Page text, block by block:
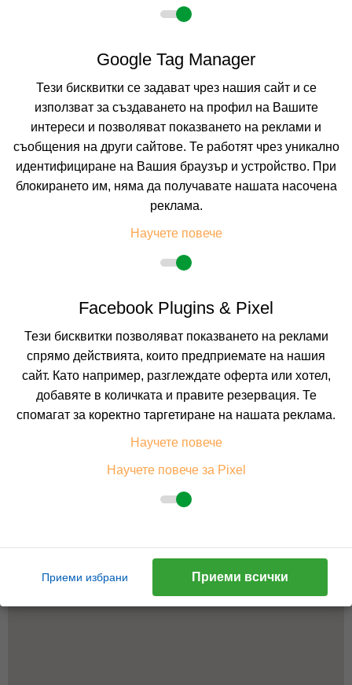
Приблизителна площ от 20 кв.м. Двойните стаи
хладилник, телефон, кът за сядане с малка масичка и нощни
възрастни.
*Не се допуска настаняване на бебе над максималния капацитет на
Бебешка кошарка - срещу допълнително заплащане от 4 евро/7,82 лв./
ден.
Не се допуска настаняване с домашни любимци.
Хотелът разполага с една стая, пригодена за настаняване на хора с
места на закрито и на 70 места в лятната градина, лоби бар, бар край
достъп на територията на целия хотел и мини маркет.
Google Tag Manager
Тези бисквитки се задават чрез нашия сайт и се
използват за създаването на профил на Вашите
интереси и позволяват показването на реклами и
съобщения на други сайтове. Те работят чрез уникално
идентифициране на Вашия браузър и устройство. При
блокирането им, няма да получавате нашата насочена
реклама.
Научете повече
Facebook Plugins & Pixel
Тези бисквитки позволяват показването на реклами
спрямо действията, които предприемате на нашия
сайт. Като например, разглеждате оферта или хотел,
добавяте в количката и правите резервация. Те
спомагат за коректно таргетиране на нашата реклама.
Научете повече
Научете повече за Pixel
Приеми избрани Приеми всички